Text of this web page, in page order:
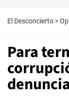
El Desconcierto >
Para